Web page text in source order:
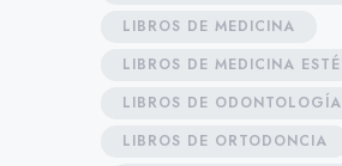
LIBROS DE MEDICINA
LIBROS DE MEDICINA
LIBROS DE ODONTOLOGÍA
LIBROS DE ORTODONCIA